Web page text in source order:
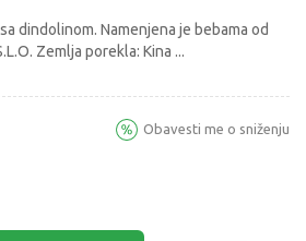
dindolinom. Namenjena je bebama od
Zemlja porekla: Kina ...
Obavesti me o sniženju